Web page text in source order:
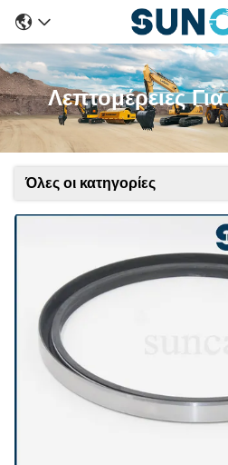
Λεπτομέρειες
Όλες οι κατηγορίες